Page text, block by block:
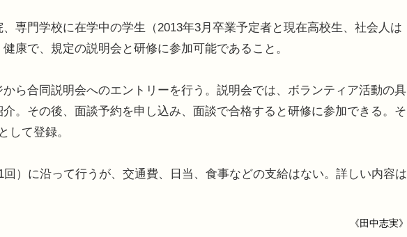
専門学校に在学中の学生（2013年3月卒業予定者と現在高校生、社会人は
康で、規定の説明会と研修に参加可能であること。
ら合同説明会へのエントリーを行う。説明会では、ボランティア活動の具
。その後、面談予約を申し込み、面談で合格すると研修に参加できる。そ
して登録。
）に沿って行うが、交通費、日当、食事などの支給はない。詳しい内容は
《田中志実》